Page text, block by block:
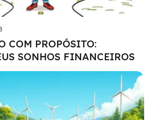
COM PROPÓSITO:
SONHOS FINANCEIROS